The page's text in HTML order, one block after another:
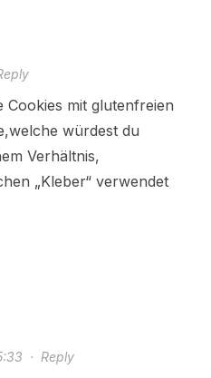
Cookies mit glutenfreien
würdest du
Verhältnis,
„Kleber“ verwendet
· Reply